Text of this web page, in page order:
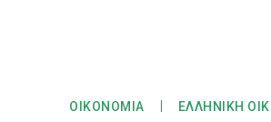
ΟΙΚΟΝΟΜΊΑ
ΕΛΛΗΝΙΚΉ